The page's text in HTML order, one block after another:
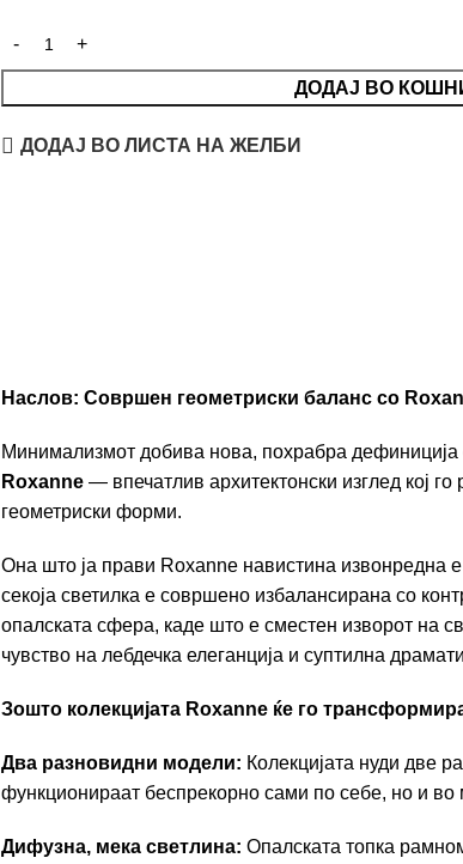
ДОДАЈ ВО
ДОДАЈ ВО ЛИСТА НА ЖЕЛБИ
Наслов: Совршен геометриски баланс со
Минимализмот добива нова, похрабра дефиниција
Roxanne — впечатлив архитектонски изглед кој
геометриски форми.
Она што ја прави Roxanne навистина извонредна
секоја светилка е совршено избалансирана со
опалската сфера, каде што е сместен изворот на
чувство на лебдечка елеганција и суптилна
Зошто колекцијата Roxanne ќе го
Два разновидни модели: Колекцијата нуди две
функционираат беспрекорно сами по себе, но и во
Дифузна, мека светлина: Опалската топка